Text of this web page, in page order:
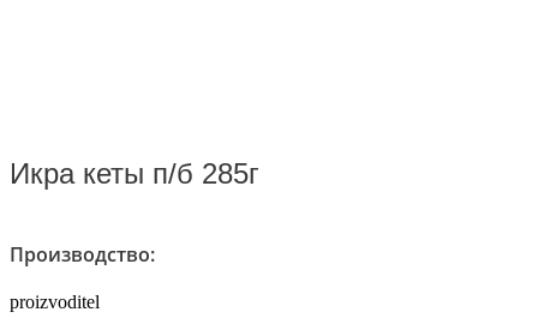
Икра кеты п/б 285г
Производство:
proizvoditel